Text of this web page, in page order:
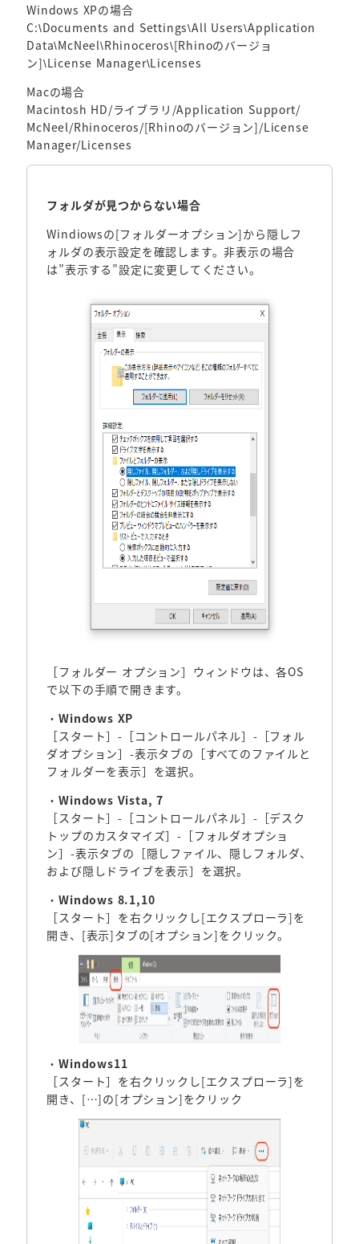
Windows XPの場合
C:\Documents and Settings\All Users\Application
Data\McNeel\Rhinoceros\[Rhinoのバージョ
ン]\License Manager\Licenses
Macの場合
Macintosh HD/ライブラリ/⁨Application Support⁩/⁨
McNeel/⁨Rhinoceros⁩/⁨[Rhinoのバージョン]⁩/⁨License
Manager/⁨Licenses⁩
フォルダが見つからない場合
Windiowsの[フォルダーオプション]から隠しフ
ォルダの表示設定を確認します。非表示の場合
は”表示する”設定に変更してください。
［フォルダー オプション］ウィンドウは、各OS
で以下の手順で開きます。
・Windows XP
［スタート］-［コントロールパネル］-［フォル
ダオプション］-表示タブの［すべてのファイルと
フォルダーを表示］を選択。
・Windows Vista, 7
［スタート］-［コントロールパネル］-［デスク
トップのカスタマイズ］-［フォルダオプショ
ン］-表示タブの［隠しファイル、隠しフォルダ、
および隠しドライブを表示］を選択。
・Windows 8.1,10
［スタート］を右クリックし[エクスプローラ]を
開き、[表示]タブの[オプション]をクリック。
・Windows11
［スタート］を右クリックし[エクスプローラ]を
開き、[…]の[オプション]をクリック